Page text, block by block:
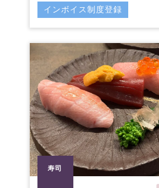
インボイス制度登録
寿司